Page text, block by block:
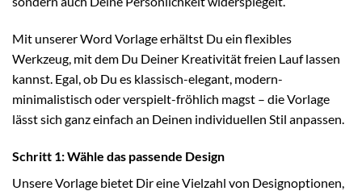
Mit unserer Word Vorlage erhältst Du ein flexibles
Werkzeug, mit dem Du Deiner Kreativität freien Lauf lassen
kannst. Egal, ob Du es klassisch-elegant, modern-
minimalistisch oder verspielt-fröhlich magst – die Vorlage
lässt sich ganz einfach an Deinen individuellen Stil anpassen.
Schritt 1: Wähle das passende Design
Unsere Vorlage bietet Dir eine Vielzahl von Designoptionen,